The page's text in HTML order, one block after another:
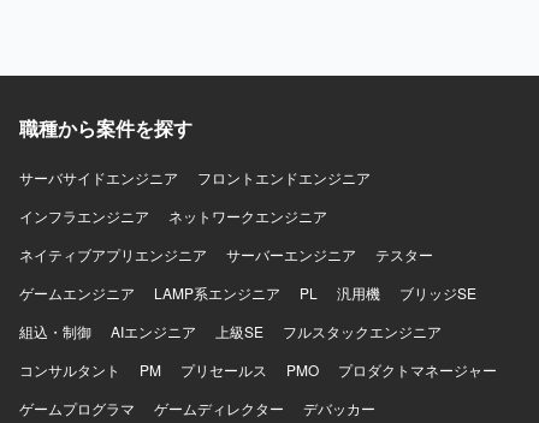
た開発環境となります。
ます。開発環境の改善として、デバッグツールの新機能の
います。さらに、ゲーム内イベントや販売物に関するデー
ルの作成も担当していただきます。インフラの保守・運用
施、OS・ミドルウェアの定期アップデートおよびパッチ適
用、サーバー負荷に応じたリソース調整およびインスタン
ニケーションを取りながらユーザ思考でのものづくりがで
きる方を求めています。既存の枠組みを壊してでも、より
良い形に持っていく気概がある方を歓迎いたします。推進
力や積極性があり、受け身の姿勢にならない方、工数と効
職種から案件を探す
サーバサイドエンジニア
フロントエンドエンジニア
インフラエンジニア
ネットワークエンジニア
ネイティブアプリエンジニア
サーバーエンジニア
テスター
ゲームエンジニア
LAMP系エンジニア PL 汎用機
ブリッジSE
組込・制御
AIエンジニア 上級SE
フルスタックエンジニア
コンサルタント
PM プリセールス PMO
プロダクトマネージャー
ゲームプログラマ
ゲームディレクター
デバッカー